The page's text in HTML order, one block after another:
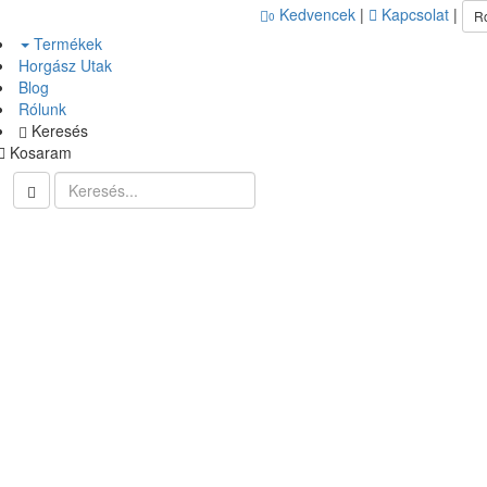
0 Kedvencek | Kapcsolat |
Termékek
Horgász Utak
Blog
Rólunk
Keresés
Kosaram